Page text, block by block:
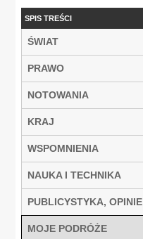
SPIS TREŚCI
ŚWIAT
PRAWO
NOTOWANIA
KRAJ
WSPOMNIENIA
NAUKA I TECHNIKA
PUBLICYSTYKA, OPINIE
MOJE PODRÓŻE